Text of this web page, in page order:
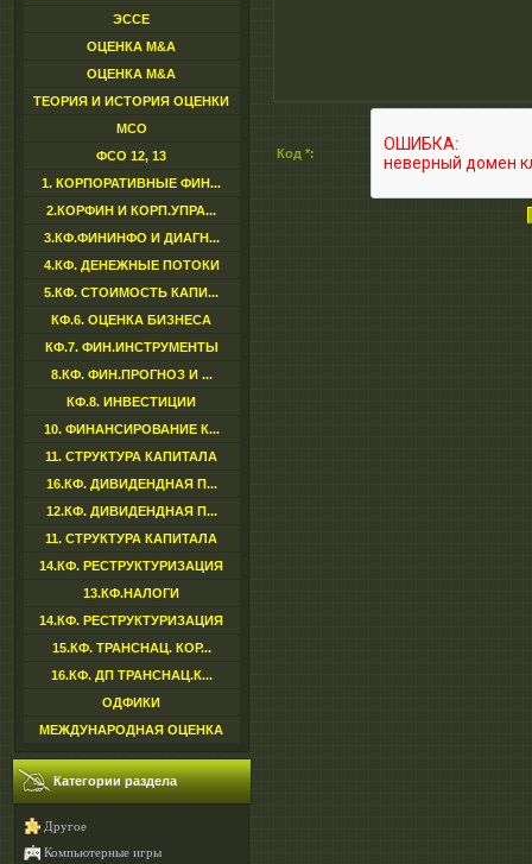
ЭССЕ
ОЦЕНКА M&A
ОЦЕНКА M&A
ТЕОРИЯ И ИСТОРИЯ ОЦЕНКИ
МСО
ФСО 12, 13
1. КОРПОРАТИВНЫЕ ФИН...
2.КОРФИН И КОРП.УПРА...
3.КФ.ФИНИНФО И ДИАГН...
4.КФ. ДЕНЕЖНЫЕ ПОТОКИ
5.КФ. СТОИМОСТЬ КАПИ...
КФ.6. ОЦЕНКА БИЗНЕСА
КФ.7. ФИН.ИНСТРУМЕНТЫ
8.КФ. ФИН.ПРОГНОЗ И ...
КФ.8. ИНВЕСТИЦИИ
10. ФИНАНСИРОВАНИЕ К...
11. СТРУКТУРА КАПИТАЛА
16.КФ. ДИВИДЕНДНАЯ П...
12.КФ. ДИВИДЕНДНАЯ П...
11. СТРУКТУРА КАПИТАЛА
14.КФ. РЕСТРУКТУРИЗАЦИЯ
13.КФ.НАЛОГИ
14.КФ. РЕСТРУКТУРИЗАЦИЯ
15.КФ. ТРАНСНАЦ. КОР...
16.КФ. ДП ТРАНСНАЦ.К...
ОДФИКИ
МЕЖДУНАРОДНАЯ ОЦЕНКА
Категории раздела
Другое
Компьютерные игры
Код *: